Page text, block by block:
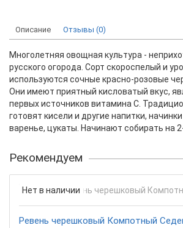
Описание Отзывы (0)
Многолетняя овощная культура -
русского огорода. Сорт скороспелый и
используются сочные красно-розовые
Они имеют приятный кисловатый вкус,
первых источников витамина С.
готовят кисели и другие напитки,
варенье, цукаты. Начинают собирать на
Рекомендуем
Нет в наличии
Ревень черешковый Компотный